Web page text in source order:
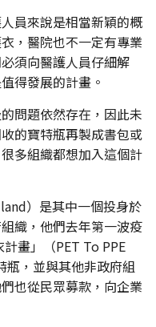
員來說是相當新穎的概
，醫院也不一定有專業
須向醫護人員仔細解
得發展的計畫。
問題依然存在，因此未
的寶特瓶再製成書包或
多組織都想加入這個計
）是其中一個投身於
織，他們去年第一波疫
畫」（PET To PPE
，並與其他非政府組
也從民眾募款，向企業